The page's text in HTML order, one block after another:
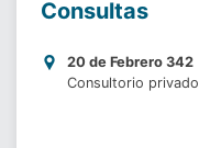
Consultas
20 de Febrero 342
Consultorio privado